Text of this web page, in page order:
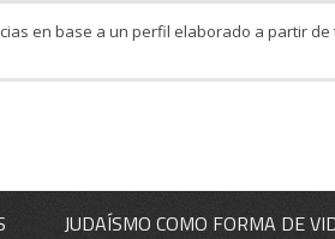
JUDAÍSMO COMO FORMA DE
en base a un perfil elaborado a partir de